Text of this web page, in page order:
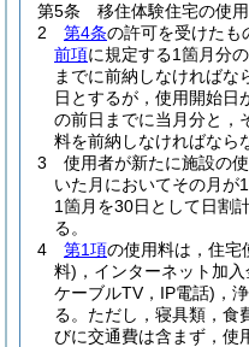
第5条
移住体験住宅の使用
2
第4条の許可を受けたも
前項に規定する1箇月分
までに前納しなければな
日とするが，使用開始日
の前日までに当月分と，
料を前納しなければなら
3
使用者が新たに施設の
いた月においてその月が
1箇月を30日として日割
る。
4
第1項の使用料は，住宅
料) ，インターネット加
ケーブルTV，IP電話) ，
る。 ただし，寝具類，食
びに交通費は含まず，使